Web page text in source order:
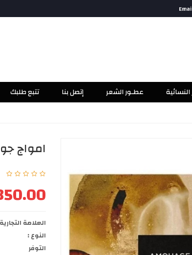
عطـور الشعر إتصل بنا تتبع طلبك
امواج جوبليشن 40 او
1,350.00
العلامة
النوع :
التوفر